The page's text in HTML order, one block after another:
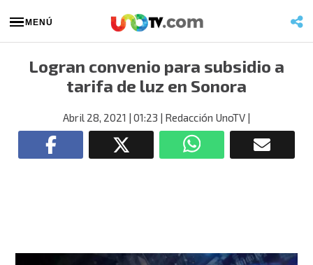
MENÚ
Logran convenio para subsidio a
tarifa de luz en Sonora
Abril 28, 2021 | 01:23 | Redacción UnoTV |